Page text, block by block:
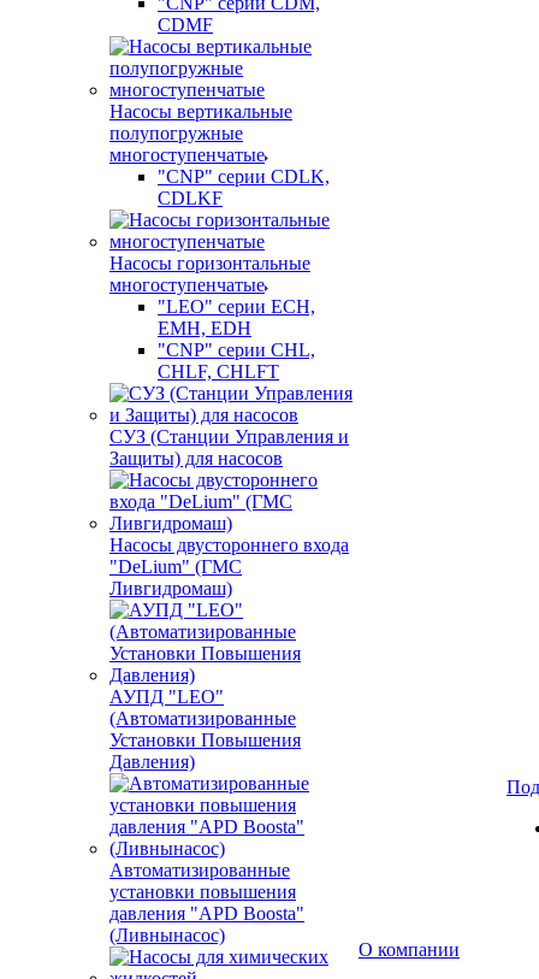
CDMF
Насосы вертикальные
полупогружные
многоступенчатые
"CNP" серии CDLK,
CDLKF
Насосы горизонтальные
многоступенчатые
"LEO" серии ECH,
EMH, EDH
"CNP" серии CHL,
CHLF, CHLFT
СУЗ (Станции Управления и
Защиты) для насосов
Насосы двустороннего входа
"DeLium" (ГМС
Ливгидромаш)
АУПД "LEO"
(Автоматизированные
Установки Повышения
Давления)
Автоматизированные
установки повышения
давления "APD Boosta"
(Ливнынасос)
О компании